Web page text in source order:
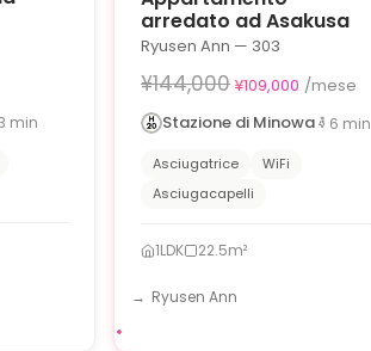
min
arredato ad Asakusa
Ryusen Ann — 303
¥144,000 ¥109,000 /mese
Stazione di Minowa
6 min
Asciugatrice
WiFi
Asciugacapelli
1LDK 22.5m²
Ryusen Ann